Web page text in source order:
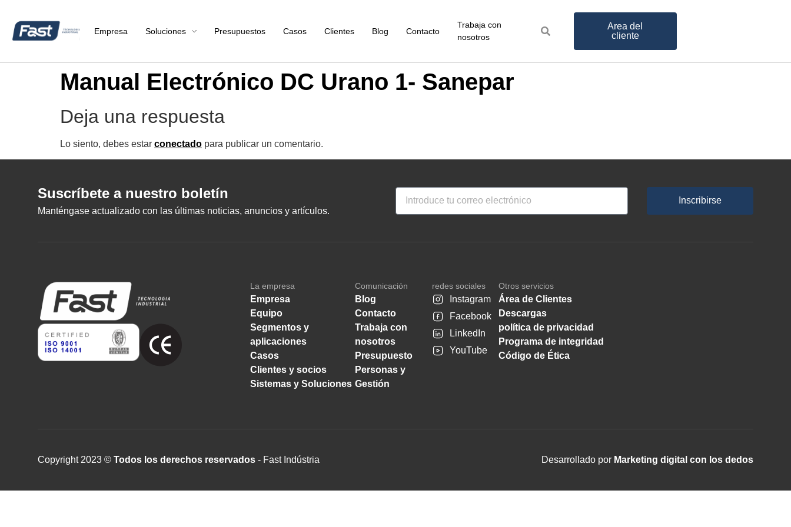
Empresa Soluciones Presupuestos Casos Clientes Blog Contacto
Trabaja con
nosotros
Area del
cliente
Manual Electrónico DC Urano 1- Sanepar
Deja una respuesta
Lo siento, debes estar conectado para publicar un comentario.
Suscríbete a nuestro boletín
Manténgase actualizado con las últimas noticias, anuncios y artículos.
Inscribirse
La empresa
Empresa
Equipo
Segmentos y
aplicaciones
Casos
Clientes y socios
Sistemas y Soluciones
Comunicación
Blog
Contacto
Trabaja con
nosotros
Presupuesto
Personas y
Gestión
redes sociales
Instagram
Facebook
LinkedIn
YouTube
Otros servicios
Área de Clientes
Descargas
política de privacidad
Programa de integridad
Código de Ética
Copyright 2023 © Todos los derechos reservados - Fast Indústria Desarrollado por Marketing digital con los dedos